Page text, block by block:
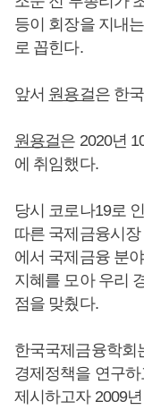
등이 회장을 지내
로 꼽힌다.
앞서 원용걸은 한
원용걸은 2020년
에 취임했다.
당시 코로나19로
따른 국제금융시
에서 국제금융 분
지혜를 모아 우리
점을 맞췄다.
한국국제금융학회
경제정책을 연구
제시하고자 2009